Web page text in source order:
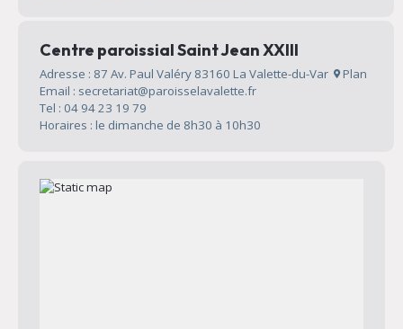
Centre paroissial Saint Jean XXIII
Adresse : 87 Av. Paul Valéry 83160 La Valette-du-Var
Plan
Email : secretariat@paroisselavalette.fr
Tel : 04 94 23 19 79
Horaires : le dimanche de 8h30 à 10h30